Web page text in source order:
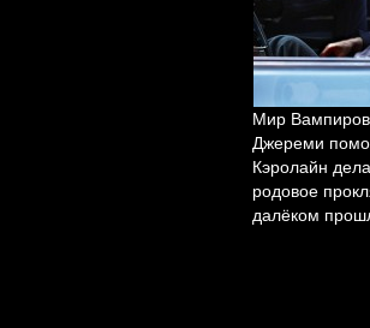
Мир Вампиров
Джереми
Кэролайн
родовое
далёком